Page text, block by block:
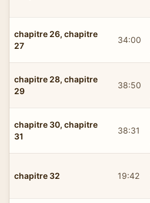
chapitre 26, chapitre
27
34:00
chapitre 28, chapitre
29
38:50
chapitre 30, chapitre
31
38:31
chapitre 32 19:42